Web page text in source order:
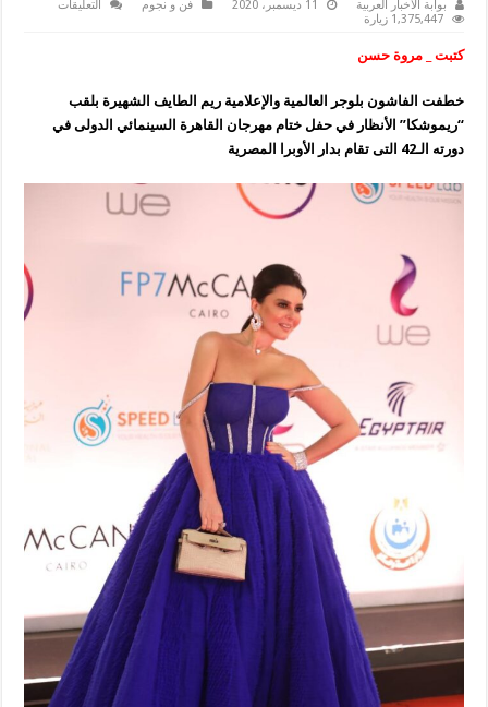
بوابة الاخبار العربية 11 ديسمبر، 2020 فن و نجوم التعليقات
42
1,375,447 زيارة
كتبت _ مروة حسن
خطفت الفاشون بلوجر العالمية والإعلامية ريم الطايف الشهيرة بلقب
“ريموشكا” الأنظار في حفل ختام مهرجان القاهرة السينمائي الدولى في
دورته الـ42 التى تقام بدار الأوبرا المصرية